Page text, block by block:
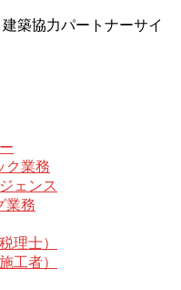
築協力パートナーサイ
ク業務
ェンス
業務
理士）
工者）